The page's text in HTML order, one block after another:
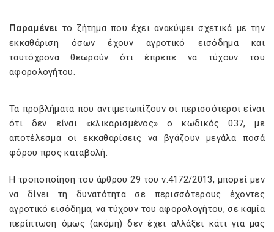
Παραμένει το ζήτημα που έχει ανακύψει σχετικά με την
εκκαθάριση όσων έχουν αγροτικό εισόδημα και
ταυτόχρονα θεωρούν ότι έπρεπε να τύχουν του
αφορολογήτου.
Τα προβλήματα που αντιμετωπίζουν οι περισσότεροι είναι
ότι δεν είναι «κλικαρισμένος» ο κωδικός 037, με
αποτέλεσμα οι εκκαθαρίσεις να βγάζουν μεγάλα ποσά
φόρου προς καταβολή.
Η τροποποίηση του άρθρου 29 του ν.4172/2013, μπορεί μεν
να δίνει τη δυνατότητα σε περισσότερους έχοντες
αγροτικό εισόδημα, να τύχουν του αφορολογήτου, σε καμία
περίπτωση όμως (ακόμη) δεν έχει αλλάξει κάτι για μας